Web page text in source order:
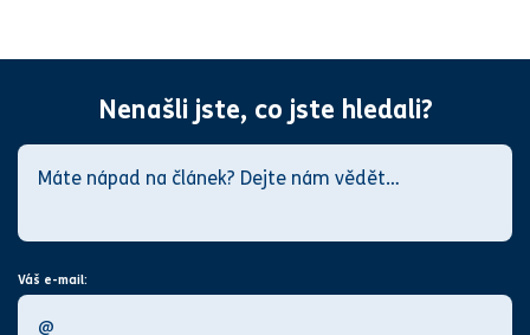
Nenašli jste, co jste hledali?
Váš e-mail: